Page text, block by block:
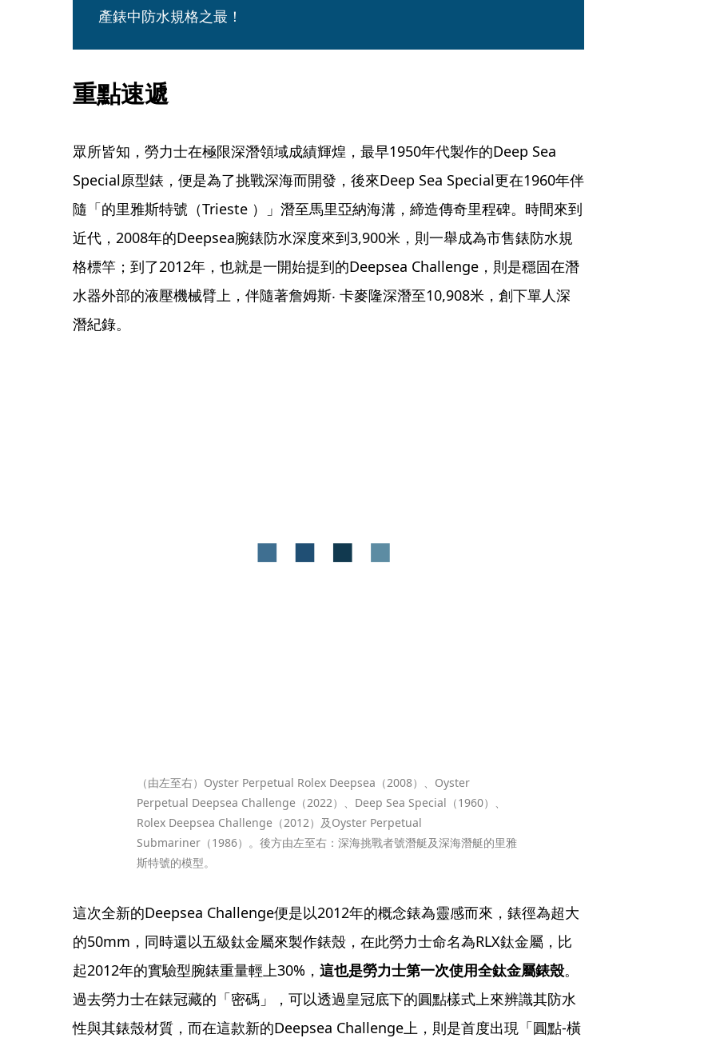
產錶中防水規格之最！
重點速遞
眾所皆知，勞力士在極限深潛領域成績輝煌，最早1950年代製作的Deep Sea
Special原型錶，便是為了挑戰深海而開發，後來Deep Sea Special更在1960年伴
隨「的里雅斯特號（Trieste ）」潛至馬里亞納海溝，締造傳奇里程碑。時間來到
近代，2008年的Deepsea腕錶防水深度來到3,900米，則一舉成為市售錶防水規
格標竿；到了2012年，也就是一開始提到的Deepsea Challenge，則是穩固在潛
水器外部的液壓機械臂上，伴隨著詹姆斯‧ 卡麥隆深潛至10,908米，創下單人深
潛紀錄。
（由左至右）Oyster Perpetual Rolex Deepsea（2008）、Oyster
Perpetual Deepsea Challenge（2022）、Deep Sea Special（1960）、
Rolex Deepsea Challenge（2012）及Oyster Perpetual
Submariner（1986）。後方由左至右：深海挑戰者號潛艇及深海潛艇的里雅
斯特號的模型。
這次全新的Deepsea Challenge便是以2012年的概念錶為靈感而來，錶徑為超大
的50mm，同時還以五級鈦金屬來製作錶殼，在此勞力士命名為RLX鈦金屬，比
起2012年的實驗型腕錶重量輕上30%， 這也是勞力士第一次使用全鈦金屬錶殼。
過去勞力士在錶冠藏的「密碼」，可以透過皇冠底下的圓點樣式上來辨識其防水
性與其錶殼材質，而在這款新的Deepsea Challenge上，則是首度出現「圓點-橫